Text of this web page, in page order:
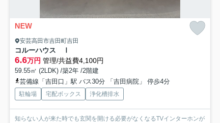
NEW
安芸高田市吉田町吉田
コルーハウス Ⅰ
6.6万円 管理/共益費4,100円
59.55㎡ (2LDK) /築2年 /2階建
芸備線「吉田口」駅 バス30分 「吉田病院」 停歩4分
駐輪場 宅配ボックス 浄化槽排水
知らない人が来た時でも玄関を開ける必要がなくなるTVインターホンが